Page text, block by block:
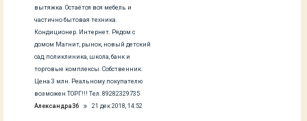
вытяжка. Остаётся вся мебель и
частично бытовая техника.
Кондиционер. Интернет. Рядом с
домом Магнит, рынок, новый детский
сад, поликлиника, школа, банк и
торговые комплексы. Собственник.
Цена 3 млн. Реальному покупателю
возможен ТОРГ!!! Тел. 89282329735
Александра36
21 дек 2018, 14:52